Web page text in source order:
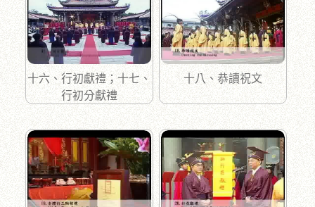
十六、行初獻禮；十七、
行初分獻禮
十八、恭讀祝文